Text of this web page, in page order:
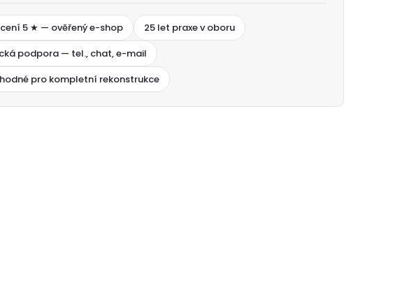
5 ★ — ověřený e-shop
25 let praxe v oboru
podpora — tel., chat, e-mail
pro kompletní rekonstrukce